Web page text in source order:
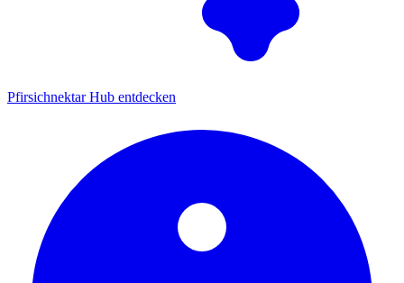
Pfirsichnektar Hub entdecken